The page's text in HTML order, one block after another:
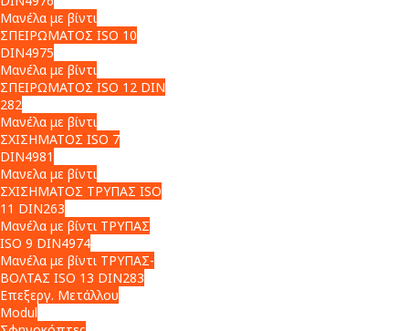
Μανέλα με βίντι
ΣΠΕΙΡΩΜΑΤΟΣ ISO 10
DIN4975
Μανέλα με βίντι
ΣΠΕΙΡΩΜΑΤΟΣ ISO 12 DIN
282
Μανέλα με βίντι
ΣΧΙΣΗΜΑΤΟΣ ISO 7
DIN4981
Μανελα με βίντι
ΣΧΙΣΗΜΑΤΟΣ ΤΡΥΠΑΣ ISO
11 DIN263
Μανέλα με βίντι ΤΡΥΠΑΣ
ISO 9 DIN4974
Μανέλα με βίντι ΤΡΥΠΑΣ-
ΒΟΛΤΑΣ ISO 13 DIN283
Επεξεργ. Μετάλλου
Modul